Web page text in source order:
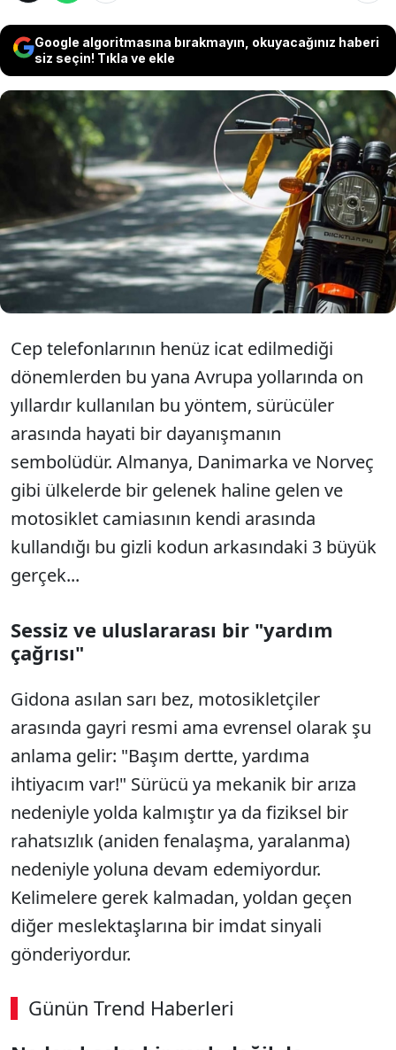
Google algoritmasına bırakmayın, okuyacağınız haberi
siz seçin! Tıkla ve ekle
Yol kenarında durmuş bir motosikletin yanından
geçerken, gidonundan sarkan sıradan bir sarı
bez parçası görürseniz sakın bunu basit bir
gözden kaçırma ya da temizlik bezi sanmayın.
Çünkü aslında orada, kelimeler olmadan verilen
açık, acil ama tamamen sessiz bir mesaj
görüyorsunuz.
Cep telefonlarının henüz icat edilmediği
dönemlerden bu yana Avrupa yollarında on
yıllardır kullanılan bu yöntem, sürücüler
arasında hayati bir dayanışmanın
sembolüdür. Almanya, Danimarka ve Norveç
gibi ülkelerde bir gelenek haline gelen ve
motosiklet camiasının kendi arasında
kullandığı bu gizli kodun arkasındaki 3 büyük
gerçek...
Sessiz ve uluslararası bir "yardım
çağrısı"
Gidona asılan sarı bez, motosikletçiler
arasında gayri resmi ama evrensel olarak şu
anlama gelir: "Başım dertte, yardıma
ihtiyacım var!" Sürücü ya mekanik bir arıza
nedeniyle yolda kalmıştır ya da fiziksel bir
rahatsızlık (aniden fenalaşma, yaralanma)
nedeniyle yoluna devam edemiyordur.
Kelimelere gerek kalmadan, yoldan geçen
diğer meslektaşlarına bir imdat sinyali
gönderiyordur.
Günün Trend Haberleri